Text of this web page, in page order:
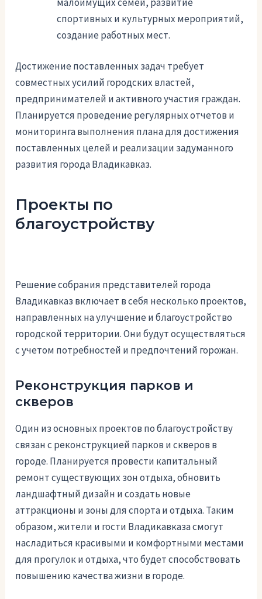
спортивных и культурных мероприятий,
создание работных мест.
Достижение поставленных задач требует
совместных усилий городских властей,
предпринимателей и активного участия граждан.
Планируется проведение регулярных отчетов и
мониторинга выполнения плана для достижения
поставленных целей и реализации задуманного
развития города Владикавказ.
Проекты по
благоустройству
Решение собрания представителей города
Владикавказ включает в себя несколько проектов,
направленных на улучшение и благоустройство
городской территории. Они будут осуществляться
с учетом потребностей и предпочтений горожан.
Реконструкция парков и
скверов
Один из основных проектов по благоустройству
связан с реконструкцией парков и скверов в
городе. Планируется провести капитальный
ремонт существующих зон отдыха, обновить
ландшафтный дизайн и создать новые
аттракционы и зоны для спорта и отдыха. Таким
образом, жители и гости Владикавказа смогут
насладиться красивыми и комфортными местами
для прогулок и отдыха, что будет способствовать
повышению качества жизни в городе.